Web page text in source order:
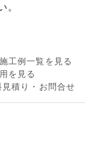
。
施工例一覧を見る
を見る
見積り・お問合せ